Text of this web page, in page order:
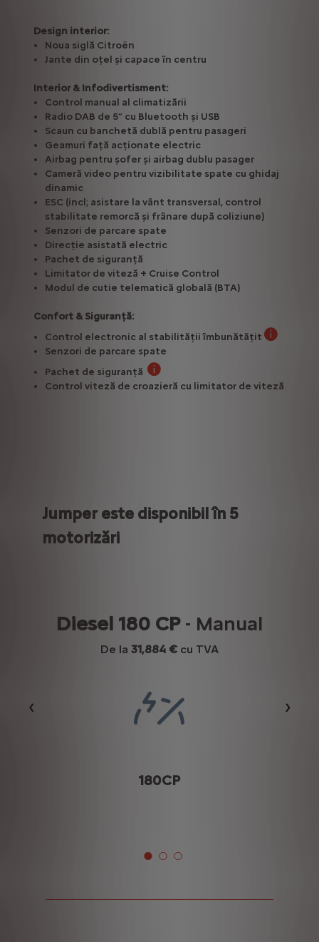
Design interior:
Noua siglă Citroën
Jante din oțel și capace în centru
Interior & Infodivertisment:
Control manual al climatizării
Radio DAB de 5” cu Bluetooth și USB
Scaun cu banchetă dublă pentru pasageri
Geamuri față acționate electric
Airbag pentru șofer și airbag dublu pasager
Cameră video pentru vizibilitate spate cu ghidaj
dinamic
ESC (incl; asistare la vânt transversal, control
stabilitate remorcă și frânare după coliziune)
Senzori de parcare spate
Direcție asistată electric
Pachet de siguranță
Limitator de viteză + Cruise Control
Modul de cutie telematică globală (BTA)
Confort & Siguranță:
Control electronic al stabilității îmbunătățit
Senzori de parcare spate
Pachet de siguranță
Menținerea benzii de rulare,
Control viteză de croazieră cu limitator de viteză
Jumper este disponibil în 5
motorizări
Diesel 180 CP - Manual
De la 31,884 € cu TVA
Précédent
180CP